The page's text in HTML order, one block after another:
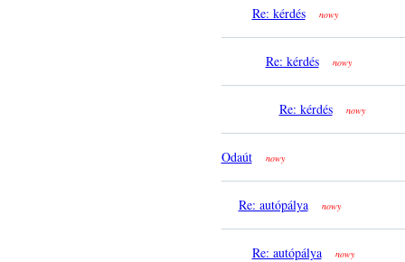
Re: kérdés nowy
Re: kérdés nowy
Re: kérdés nowy
Odaút nowy
Re: autópálya nowy
Re: autópálya nowy